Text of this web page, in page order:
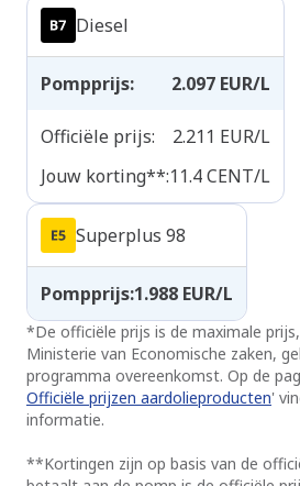
Diesel
Pompprijs: 2.097 EUR/L
Officiële prijs: 2.211 EUR/L
Jouw korting**:11.4CENT/L
Superplus 98
Pompprijs:1.988 EUR/L
*De officiële prijs is de maximale
Ministerie van Economische zaken,
programma overeenkomst. Op de
Officiële prijzen aardolieproducten'
informatie.
**Kortingen zijn op basis van de